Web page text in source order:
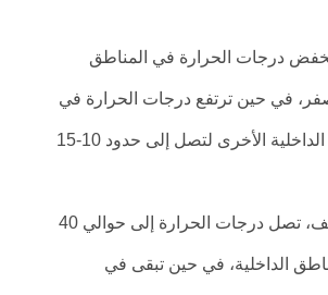
درجات الحرارة في المناطق
في حين ترتفع درجات الحرارة في
السواحل والمناطق الداخلية الأخرى لتصل إلى حدود 10-15
بينما في فصل الصيف، تصل درجات الحرارة إلى حوالي 40
الداخلية، في حين تبقى في